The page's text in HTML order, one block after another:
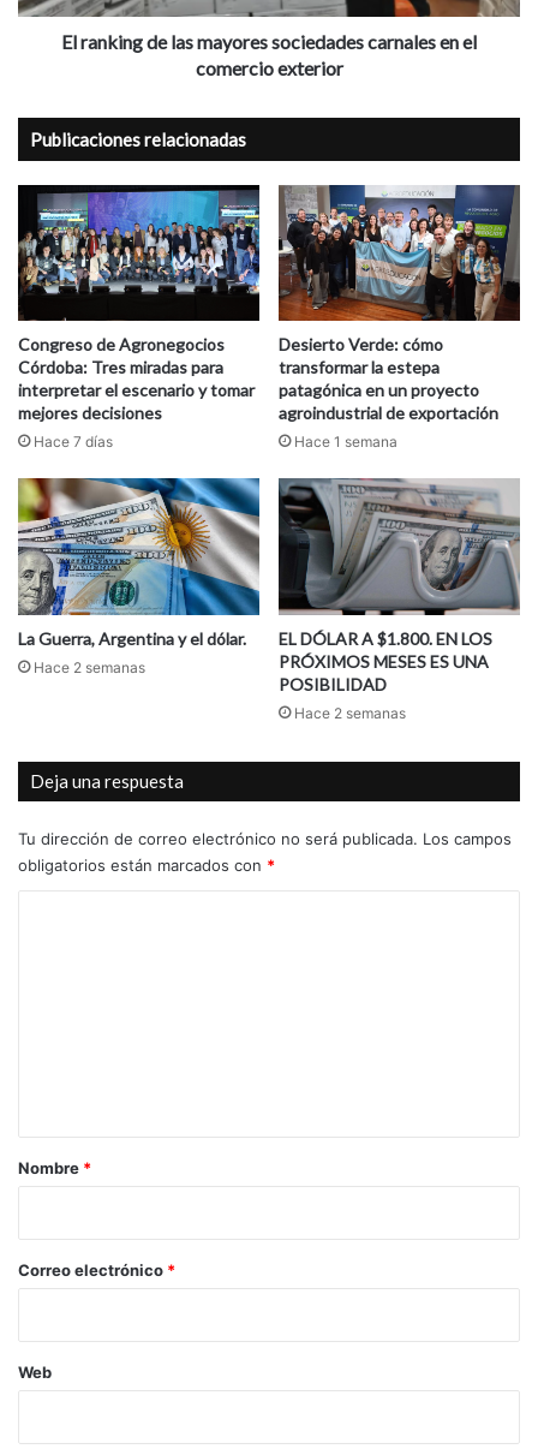
el
comercioEl ranking de las mayores sociedades carnales en el
comercio exterior
Publicaciones relacionadas
Congreso de Agronegocios
Córdoba: Tres miradas para
interpretar el escenario y tomar
mejores decisiones
Hace 7 días
Desierto Verde: cómo
transformar la estepa
patagónica en un proyecto
agroindustrial de exportación
Hace 1 semana
La Guerra, Argentina y el dólar.
Hace 2 semanas
EL DÓLAR A $1.800. EN LOS
PRÓXIMOS MESES ES UNA
POSIBILIDAD
Hace 2 semanas
Deja una respuesta
Tu dirección de correo electrónico no será publicada. Los campos
obligatorios están marcados con *
r
*
Nombre *
Correo electrónico *
Web